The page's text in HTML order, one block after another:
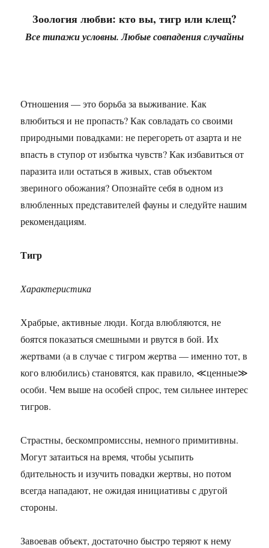
Зоология любви: кто вы, тигр или клещ?
Все типажи условны. Любые совпадения случайны
Отношения — это борьба за выживание. Как
влюбиться и не пропасть? Как совладать со своими
природными повадками: не перегореть от азарта и не
впасть в ступор от избытка чувств? Как избавиться от
паразита или остаться в живых, став объектом
звериного обожания? Опознайте себя в одном из
влюбленных представителей фауны и следуйте нашим
рекомендациям.
Тигр
Характеристика
Храбрые, активные люди. Когда влюбляются, не
боятся показаться смешными и рвутся в бой. Их
жертвами (а в случае с тигром жертва — именно тот, в
кого влюбились) становятся, как правило, ≪ценные≫
особи. Чем выше на особей спрос, тем сильнее интерес
тигров.
Страстны, бескомпромиссны, немного примитивны.
Могут затаиться на время, чтобы усыпить
бдительность и изучить повадки жертвы, но потом
всегда нападают, не ожидая инициативы с другой
стороны.
Завоевав объект, достаточно быстро теряют к нему